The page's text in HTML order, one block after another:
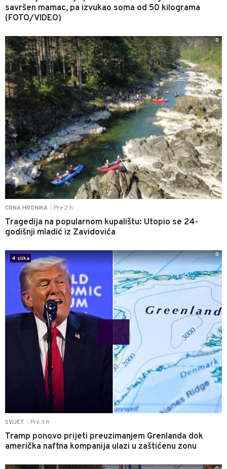
savršen mamac, pa izvukao soma od 50 kilograma
(FOTO/VIDEO)
CRNA HRONIKA Pre 2 h
Tragedija na popularnom kupalištu: Utopio se 24-
godišnji mladić iz Zavidovića
0
SVIJET Pre 3 h
Tramp ponovo prijeti preuzimanjem Grenlanda dok
američka naftna kompanija ulazi u zaštićenu zonu
4 slika
0